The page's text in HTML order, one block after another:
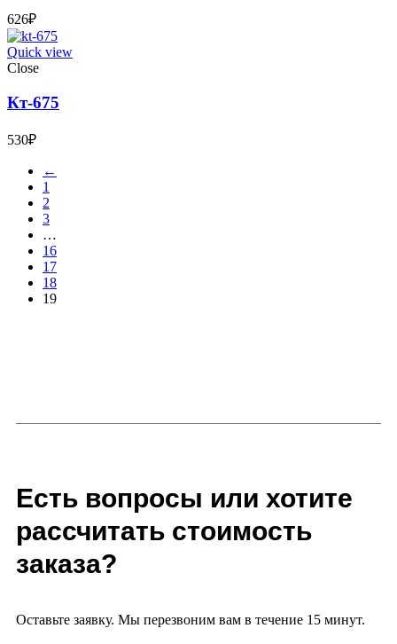
626₽
Quick view
Close
Кт-675
530₽
←
1
2
3
…
16
17
18
19
Есть вопросы или хотите
рассчитать стоимость
заказа?
Оставьте заявку. Мы перезвоним вам в течение 15 минут.